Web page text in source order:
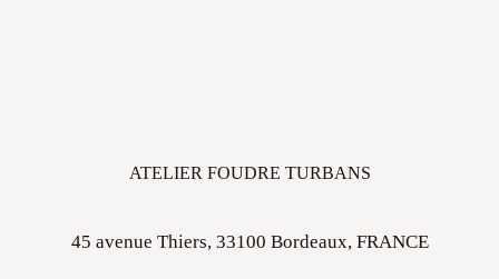
ATELIER FOUDRE TURBANS
45 avenue Thiers, 33100 Bordeaux, FRANCE